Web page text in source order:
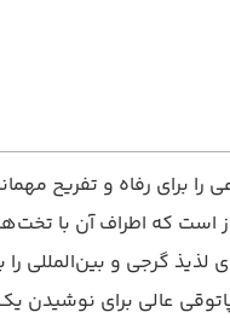
برای رفاه و تفریح
است که اطراف آن با
لذیذ گرجی و
عالی برای